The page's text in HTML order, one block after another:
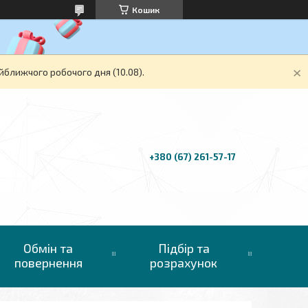
Кошик
робочого дня (10.08).
+380 (67) 261-57-17
Обмін та
повернення
Підбір та
розрахунок